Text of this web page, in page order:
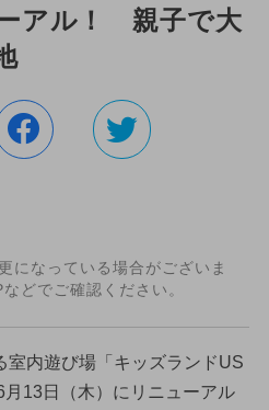
アル！ 親子で大
になっている場合がございま
どでご確認ください。
室内遊び場「キッズランドUS
13日（木）にリニューアル